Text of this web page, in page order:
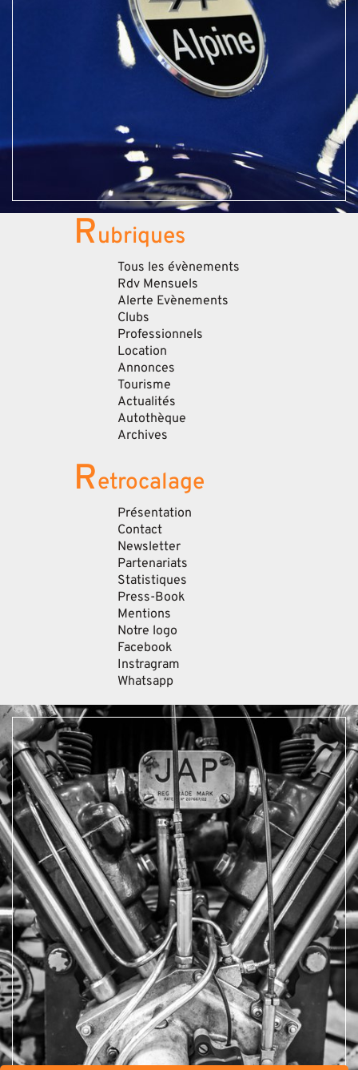
Rubriques
Tous les évènements
Rdv Mensuels
Alerte Evènements
Clubs
Professionnels
Location
Annonces
Tourisme
Actualités
Autothèque
Archives
Retrocalage
Présentation
Contact
Newsletter
Partenariats
Statistiques
Press-Book
Mentions
Notre logo
Facebook
Instragram
Whatsapp